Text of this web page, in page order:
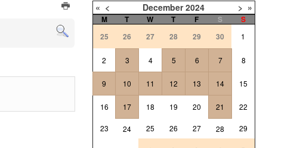
« < December 2024 > »
M T W T F S
S
25
26 27 28 29 30 1
2 3 4 5 6 7 8
9 10 11 12 13 14 15
16 17 18 19 20 21 22
23 24 25 26 27 28 29